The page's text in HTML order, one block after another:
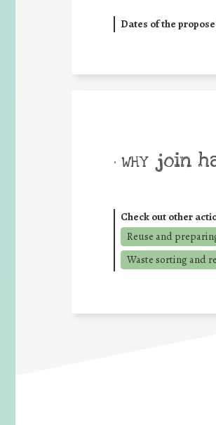
Dates of the
• WHY join
Check out other
Reuse and
Waste sorting and